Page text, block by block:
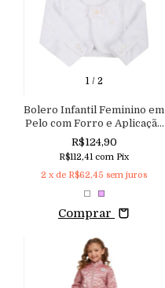
1/ 2
Bolero Infantil Feminino em
Pelo com Forro e Aplicação
de Laço Aconchego
R$124,90
R$112,41 com Pix
2 x de R$62,45 sem juros
Comprar